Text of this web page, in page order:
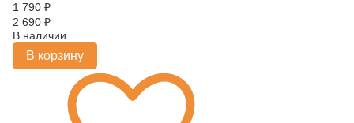
1 790 ₽
2 690 ₽
В наличии
В корзину